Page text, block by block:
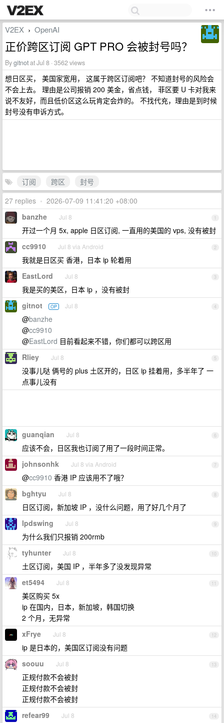
V2EX › OpenAI
正价跨区订阅 GPT PRO 会被封号吗？
Bygitnotat Jul 8 · 3562 views
想日区买， 美国家宽用， 这属于跨区订阅吧？ 不知道封号的风险会
不会上去。 理由是公司报销 200 美金，省点钱， 菲区要 U 卡对我来
说不友好，而且低价区这么玩肯定会炸的。 不找代充，理由是到时候
封号没有申诉方式。
订阅 跨区
封号
27 replies • 2026-07-09 11:41:20 +08:00
1
banzhe Jul 8
开过一个月 5x, apple 日区订阅, 一直用的美国的 vps, 没有被封
2
cc9910 Jul 8 via Android
我就是日区买 香港，日本 ip 轮着用
3
EastLord Jul 8
我是买的美区，日本 ip ，没有被封
4
gitnot OP Jul 8
@banzhe
@cc9910
@EastLord 目前看起来不错，你们都可以跨区用
5
Rliey Jul 8
没事儿哒 俩号的 plus 土区开的，日区 ip 挂着用，多半年了 一
点事儿没有
6
guanqian Jul 8
应该不会，日区我也订阅了用了一段时间正常。
7
johnsonhk Jul 8 via Android
@cc9910 香港 IP 应该用不了哦？
8
bghtyu Jul 8
日区订阅，新加坡 IP ，没什么问题，用了好几个月了
9
lpdswing Jul 8
为什么我们只报销 200rmb
10
tyhunter Jul 8
土区订阅，美国 IP ，半年多了没发现异常
11
et5494 Jul 8
美区购买 5x
ip 在国内，日本，新加坡，韩国切换
2 个月，无异常
12
xFrye Jul 8
ip 是日本的，美国区订阅没有问题
13
soouu Jul 8
正规付款不会被封
正规付款不会被封
正规付款不会被封
14
refear99 Jul 8